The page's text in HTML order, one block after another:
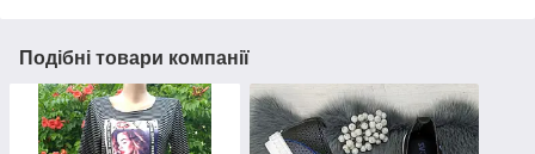
Подібні товари компанії